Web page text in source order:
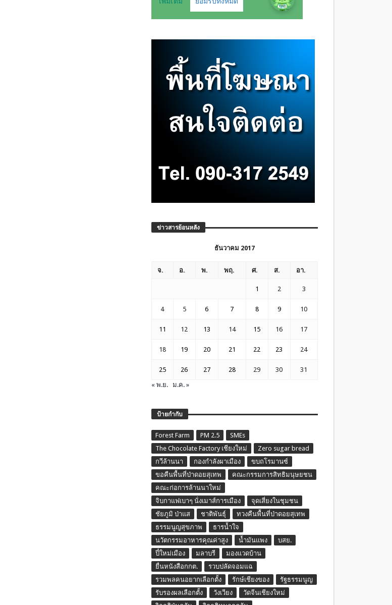
ข่าวสารย้อนหลัง
ธันวาคม 2017
จ. อ. พ. พฤ. ศ. ส. อา.
1 2 3
4 5 6 7 8 9 10
11 12 13 14 15 16 17
18 19 20 21 22 23 24
25 26 27 28 29 30
31
« พ.ย.
ม.ค. »
ป้ายกำกับ
Forest Farm PM 2.5
SMEs
The Chocolate Factory เชียงใหม่
Zero sugar bread
กวีล้านนา
กองกำลังผาเมือง
ขบถโรมานซ์
ขอคืนพื้นที่ป่าดอยสุเทพ
คณะกรรมการสิทธิมนุษยชน
คณะก่อการล้านนาใหม่
จิบกาแฟเบาๆ นั่งเมาส์การเมือง
จุดเสี่ยงในชุมชน
ชัยภูมิ ป่าแส
ชาติพันธุ์
ทวงคืนพื้นที่ป่าดอยสุเทพ
ธรรมนูญสุขภาพ
ธารน้ำใจ
นวัตกรรมอาหารคุณค่าสูง
น้ำมันแพง
บสย.
ปี๋ใหม่เมือง
มลาบรี
มองแวดบ้าน
ยื่นหนังสือกกต.
รวบปลัดจอมแฉ
รวมพลคนอยากเลือกตั้ง
รักษ์เชียงของ
รัฐธรรมนูญ
รับรองผลเลือกตั้ง
วังเวียง
วัดจีนเชียงใหม่